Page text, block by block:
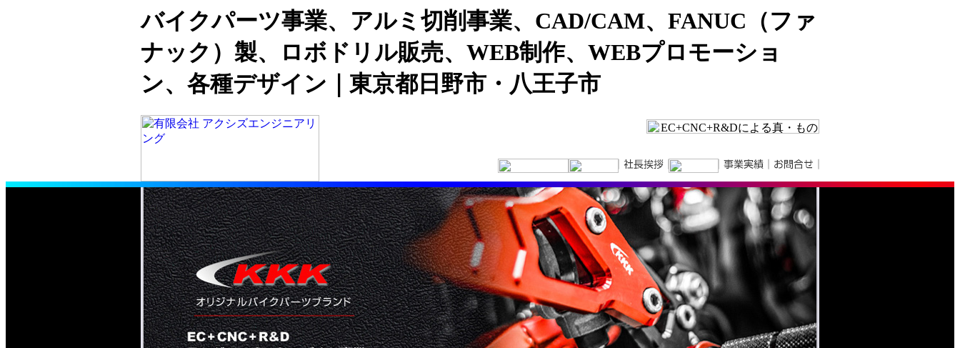
バイクパーツ事業、アルミ切削事業、CAD/CAM、FANUC（ファ
ナック）製、ロボドリル販売、WEB制作、WEBプロモーショ
ン、各種デザイン｜東京都日野市・八王子市